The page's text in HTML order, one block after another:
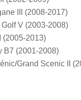
III (2008-2017)
V (2003-2008)
(2005-2013)
B7 (2001-2008)
Grand Scenic II